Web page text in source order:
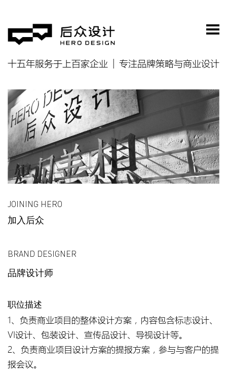
十五年服务于上百家企业 专注品牌策略与商业设计
JOINING HERO
加入后众
BRAND DESIGNER
品牌设计师
职位描述
1、负责商业项目的整体设计方案，内容包含标志设计、
VI设计、包装设计、宣传品设计、导视设计等。
2、负责商业项目设计方案的提报方案，参与与客户的提
报会议。